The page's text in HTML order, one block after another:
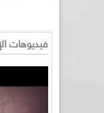
فيديوهات